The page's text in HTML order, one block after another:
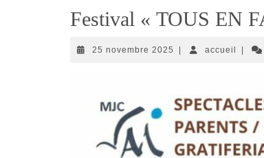
Festival « TOUS EN
25 novembre 2025 25
accueil accueil